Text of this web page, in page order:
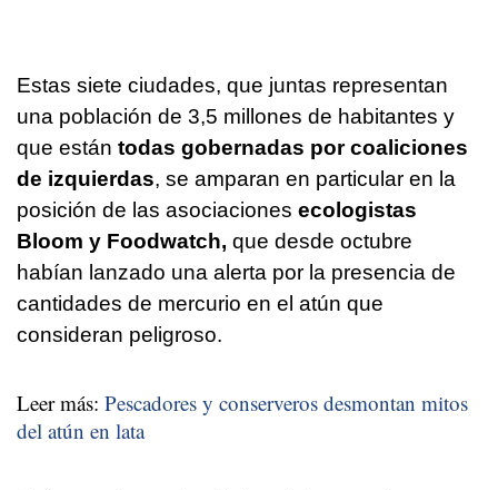
Estas siete ciudades, que juntas representan
una población de 3,5 millones de habitantes y
que están todas gobernadas por coaliciones
de izquierdas, se amparan en particular en la
posición de las asociaciones ecologistas
Bloom y Foodwatch, que desde octubre
habían lanzado una alerta por la presencia de
cantidades de mercurio en el atún que
consideran peligroso.
Leer más: Pescadores y conserveros desmontan mitos
del atún en lata